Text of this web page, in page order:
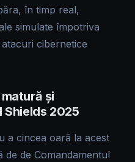
în timp real,
simulate împotriva
cibernetice
și
Shields 2025
a cincea oară la acest
de Comandamentul